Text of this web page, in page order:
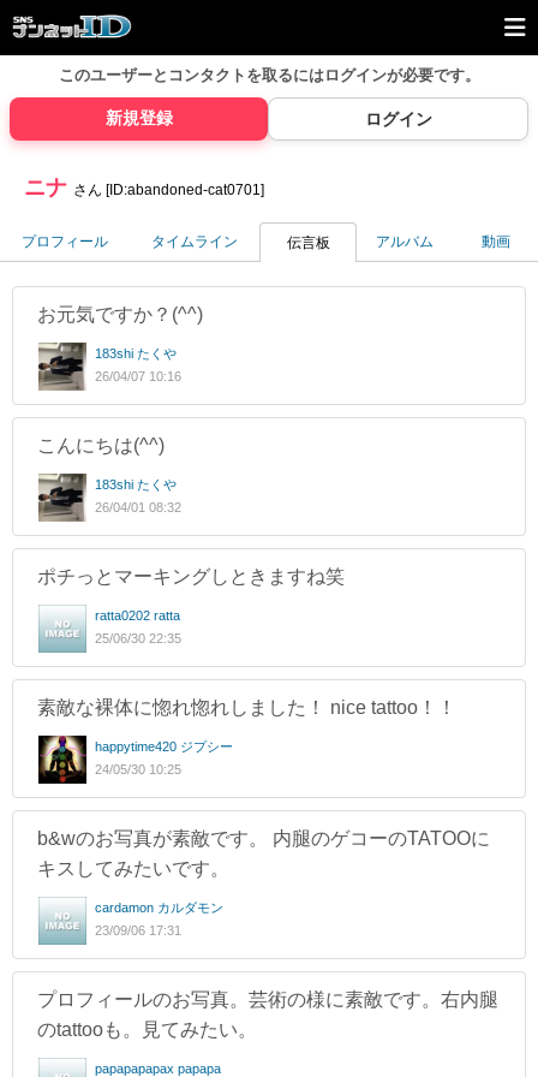
このユーザーとコンタクトを取るにはログインが必要です。
新規登録 ログイン
ニナ さん [ID:abandoned-cat0701]
プロフィール タイムライン 伝言板 アルバム 動画
お元気ですか？(^^)
183shi たくや
26/04/07 10:16
こんにちは(^^)
183shi たくや
26/04/01 08:32
ポチっとマーキングしときますね笑
ratta0202 ratta
25/06/30 22:35
素敵な裸体に惚れ惚れしました！ nice tattoo！！
happytime420 ジプシー
24/05/30 10:25
b&wのお写真が素敵です。 内腿のゲコーのTATOOに
キスしてみたいです。
cardamon カルダモン
23/09/06 17:31
プロフィールのお写真。芸術の様に素敵です。右内腿
のtattooも。見てみたい。
papapapapax papapa